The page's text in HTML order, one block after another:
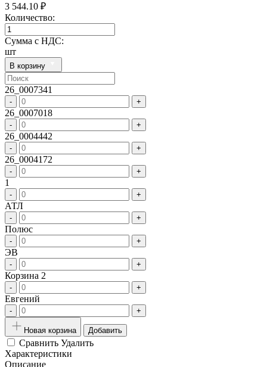
3 544.10 ₽
Количество:
Сумма с НДС:
шт
В корзину
26_0007341
- +
26_0007018
- +
26_0004442
- +
26_0004172
- +
1
- +
АТЛ
- +
Полюс
- +
ЭВ
- +
Корзина 2
- +
Евгений
- +
Новая корзина Добавить
Сравнить Удалить
Характеристики
Описание